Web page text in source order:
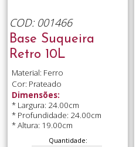
COD: 001466
Base Suqueira
Retro 10L
Material: Ferro
Cor: Prateado
Dimensões:
* Largura: 24.00cm
* Profundidade: 24.00cm
* Altura: 19.00cm
Quantidade: